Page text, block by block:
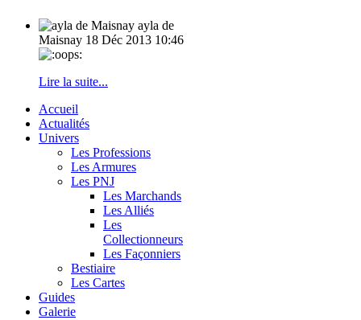
ayla de
Maisnay 18 Déc 2013 10:46
Lire la suite...
Accueil
Actualités
Univers
Les Professions
Les Armures
Les PNJ
Les Marchands
Les Alliés
Les
Collectionneurs
Les Façonniers
Bestiaire
Les Cartes
Guides
Galerie